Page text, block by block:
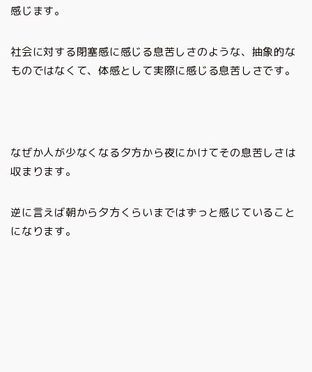
感じます。
社会に対する閉塞感に感じる息苦しさのような、抽象的な
ものではなくて、体感として実際に感じる息苦しさです。
なぜか人が少なくなる夕方から夜にかけてその息苦しさは
収まります。
逆に言えば朝から夕方くらいまではずっと感じていること
になります。